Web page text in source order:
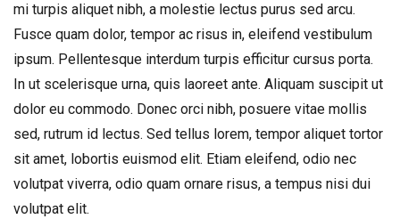
mi turpis aliquet nibh, a molestie lectus purus sed arcu.
Fusce quam dolor, tempor ac risus in, eleifend vestibulum
ipsum. Pellentesque interdum turpis efficitur cursus porta.
In ut scelerisque urna, quis laoreet ante. Aliquam suscipit ut
dolor eu commodo. Donec orci nibh, posuere vitae mollis
sed, rutrum id lectus. Sed tellus lorem, tempor aliquet tortor
sit amet, lobortis euismod elit. Etiam eleifend, odio nec
volutpat viverra, odio quam ornare risus, a tempus nisi dui
volutpat elit.